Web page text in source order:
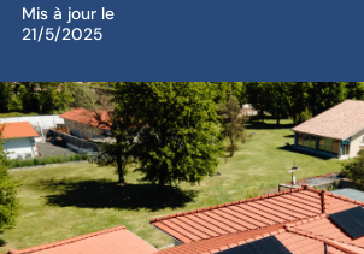
Mis à jour le
21/5/2025